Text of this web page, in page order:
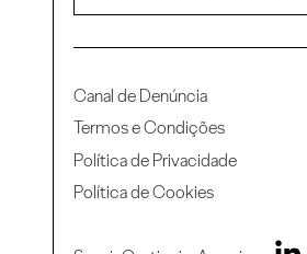
Canal de Denúncia
Termos e Condições
Política de Privacidade
Política de Cookies